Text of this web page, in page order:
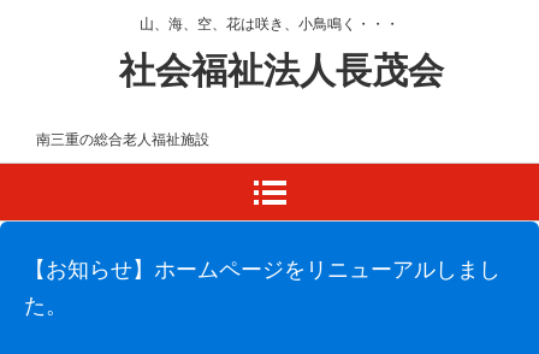
社会福祉法人長茂会
山、海、空、花は咲き、小鳥鳴く・・・
南三重の総合老人福祉施設
【お知らせ】ホームページをリニューアルしまし
た。